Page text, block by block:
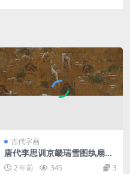
古代字画
唐代李思训京畿瑞雪图纨扇绢
本 2 年前 345 3